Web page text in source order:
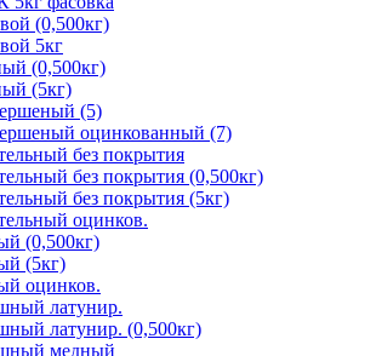
(0,500кг)
5кг
(0,500кг)
(5кг)
(5)
ершеный оцинкованный (7)
без покрытия
без покрытия (0,500кг)
без покрытия (5кг)
оцинков.
(0,500кг)
(5кг)
оцинков.
латунир.
латунир. (0,500кг)
медный